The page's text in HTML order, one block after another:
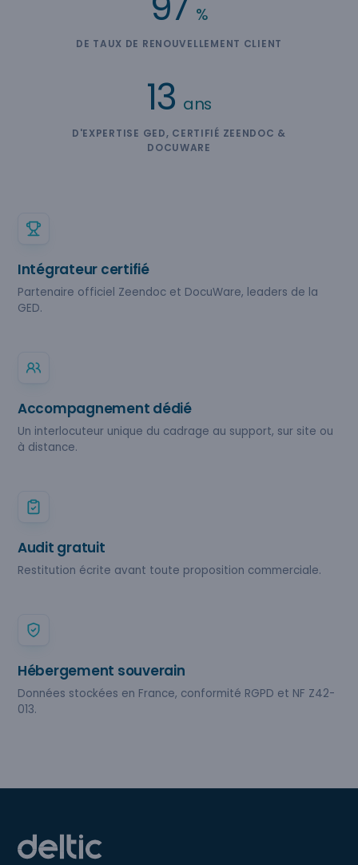
%
DE TAUX DE RENOUVELLEMENT CLIENT
13 ans
D'EXPERTISE GED, CERTIFIÉ ZEENDOC &
DOCUWARE
Intégrateur certifié
Partenaire officiel Zeendoc et DocuWare, leaders de la
GED.
Accompagnement dédié
Un interlocuteur unique du cadrage au support, sur site ou
à distance.
Audit gratuit
Restitution écrite avant toute proposition commerciale.
Hébergement souverain
Données stockées en France, conformité RGPD et NF Z42-
013.